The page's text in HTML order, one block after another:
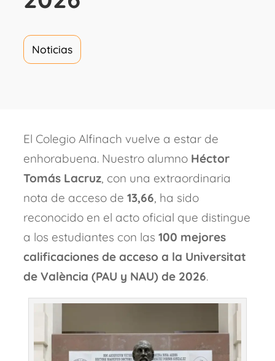
Noticias
El Colegio Alfinach vuelve a estar de
enhorabuena. Nuestro alumno Héctor
Tomás Lacruz , con una extraordinaria
nota de acceso de13,66 , ha sido
reconocido en el acto oficial que distingue
a los estudiantes con las100 mejores
calificaciones de acceso a la Universitat
de València (PAU y NAU) de 2026.